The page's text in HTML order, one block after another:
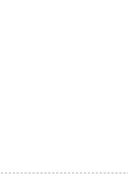
Template